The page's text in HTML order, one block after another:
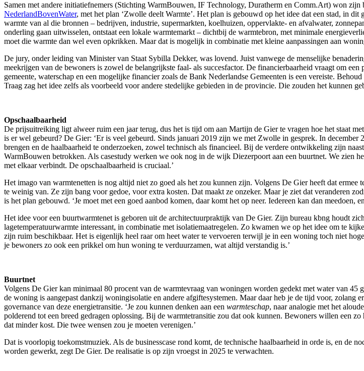
Samen met andere initiatiefnemers (Stichting WarmBouwen, IF Technology, Duratherm en Comm.Art) won
NederlandBovenWater, met het plan ‘Zwolle deelt Warmte’. Het plan is gebouwd op het idee dat een stad, in
warmte van al die bronnen – bedrijven, industrie, supermarkten, koelhuizen, oppervlakte- en afvalwater,
onderling gaan uitwisselen, ontstaat een lokale warmtemarkt – dichtbij de warmtebron, met minimale
moet die warmte dan wel even opkrikken. Maar dat is mogelijk in combinatie met kleine aanpassingen aan
De jury, onder leiding van Minister van Staat Sybilla Dekker, was lovend. Juist vanwege de menselijke
meekrijgen van de bewoners is zowel de belangrijkste faal- als succesfactor. De financierbaarheid vraagt om
gemeente, waterschap en een mogelijke financier zoals de Bank Nederlandse Gemeenten is een vereiste.
Traag zag het idee zelfs als voorbeeld voor andere stedelijke gebieden in de provincie. Die zouden het kunnen
Opschaalbaarheid
De prijsuitreiking ligt alweer ruim een jaar terug, dus het is tijd om aan Martijn de Gier te vragen hoe het staat
is er wel gebeurd? De Gier: ‘Er is veel gebeurd. Sinds januari 2019 zijn we met Zwolle in gesprek. In
brengen en de haalbaarheid te onderzoeken, zowel technisch als financieel. Bij de verdere ontwikkeling zijn
WarmBouwen betrokken. Als casestudy werken we ook nog in de wijk Diezerpoort aan een buurtnet. We zien
met elkaar verbindt. De opschaalbaarheid is cruciaal.’
Het imago van warmtenetten is nog altijd niet zo goed als het zou kunnen zijn. Volgens De Gier heeft dat
te weinig van. Ze zijn bang voor gedoe, voor extra kosten. Dat maakt ze onzeker. Maar je ziet dat veranderen
is het plan gebouwd. ‘Je moet met een goed aanbod komen, daar komt het op neer. Iedereen kan dan meedoen,
Het idee voor een buurtwarmtenet is geboren uit de architectuurpraktijk van De Gier. Zijn bureau kbng houdt
lagetemperatuurwarmte interessant, in combinatie met isolatiemaatregelen. Zo kwamen we op het idee om te
zijn ruim beschikbaar. Het is eigenlijk heel raar om heet water te vervoeren terwijl je in een woning toch niet
je bewoners zo ook een prikkel om hun woning te verduurzamen, wat altijd verstandig is.’
Buurtnet
Volgens De Gier kan minimaal 80 procent van de warmtevraag van woningen worden gedekt met water van 45
de woning is aangepast dankzij woningisolatie en andere afgiftesystemen. Maar daar heb je de tijd voor, zolang
governance van deze energietransitie. ‘Je zou kunnen denken aan een warmteschap, naar analogie met het
polderend tot een breed gedragen oplossing. Bij de warmtetransitie zou dat ook kunnen. Bewoners willen een
dat minder kost. Die twee wensen zou je moeten verenigen.’
Dat is voorlopig toekomstmuziek. Als de businesscase rond komt, de technische haalbaarheid in orde is, en de
worden gewerkt, zegt De Gier. De realisatie is op zijn vroegst in 2025 te verwachten.